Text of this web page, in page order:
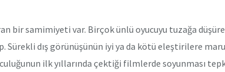
bir samimiyeti var. Birçok ünlü oyucuyu tuzağa
Sürekli dış görünüşünün iyi ya da kötü eleştirilere
ilk yıllarında çektiği filmlerde soyunması